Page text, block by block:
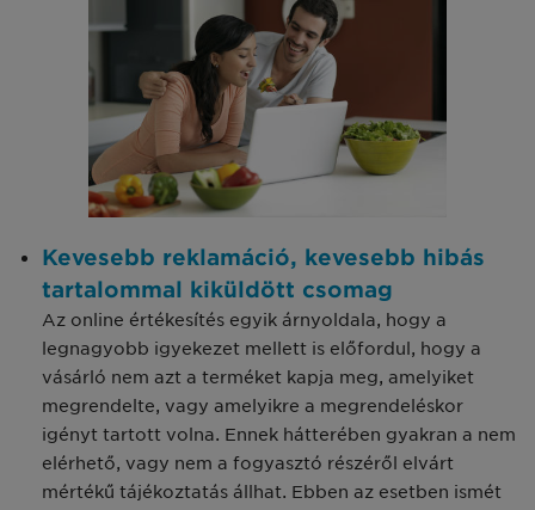
Kevesebb reklamáció, kevesebb hibás
tartalommal kiküldött csomag
Az online értékesítés egyik árnyoldala, hogy a
legnagyobb igyekezet mellett is előfordul, hogy a
vásárló nem azt a terméket kapja meg, amelyiket
megrendelte, vagy amelyikre a megrendeléskor
igényt tartott volna. Ennek hátterében gyakran a nem
elérhető, vagy nem a fogyasztó részéről elvárt
mértékű tájékoztatás állhat. Ebben az esetben ismét